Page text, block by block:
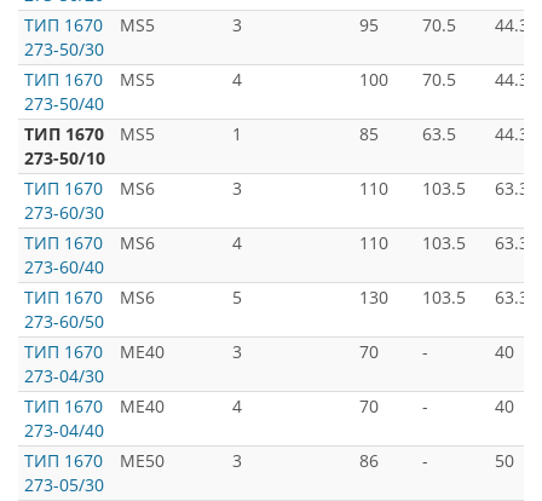
ТИП 1670
273-50/30
MS5 3 95 70.5
ТИП 1670
273-50/40
MS5 4 100 70.5
ТИП 1670
273-50/10
MS5 1 85 63.5
ТИП 1670
273-60/30
MS6 3 110 103.5
ТИП 1670
273-60/40
MS6 4 110 103.5
ТИП 1670
273-60/50
MS6 5 130 103.5
ТИП 1670
273-04/30
ME40 3 70 - 40
ТИП 1670
273-04/40
ME40 4 70 - 40
ТИП 1670
273-05/30
ME50 3 86 - 50